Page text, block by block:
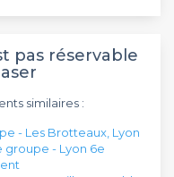
pas réservable
similaires :
- Les Brotteaux, Lyon
groupe - Lyon 6e